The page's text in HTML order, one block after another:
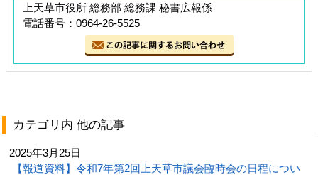
上天草市役所 総務部 総務課 秘書広報係
電話番号：0964-26-5525
カテゴリ内 他の記事
2025年3月25日
【報道資料】令和7年第2回上天草市議会臨時会の日程につい